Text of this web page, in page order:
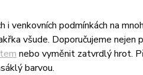
venkovních podmínkách na
všude. Doporučujeme
nebo vyměnit zatvrdlýhrot.
barvou.